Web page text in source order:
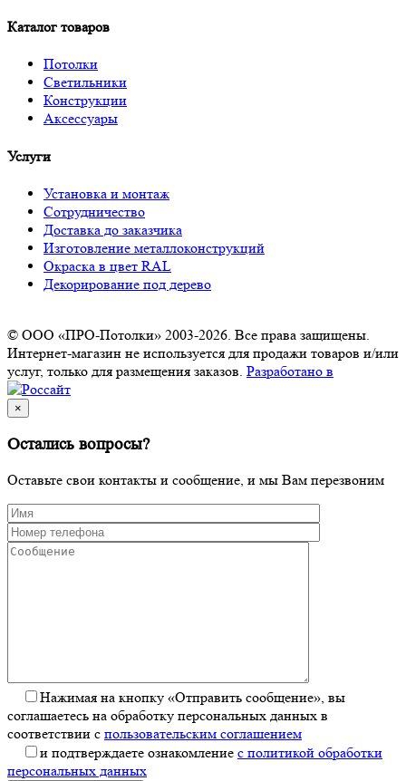
Каталог товаров
Потолки
Светильники
Конструкции
Аксессуары
Услуги
Установка и монтаж
Сотрудничество
Доставка до заказчика
Изготовление металлоконструкций
Окраска в цвет RAL
Декорирование под дерево
© ООО «ПРО-Потолки» 2003-2026. Все права защищены.
Интернет-магазин не используется для продажи товаров и/или
услуг, только для размещения заказов. Разработано в
×
Остались вопросы?
Оставьте свои контакты и сообщение, и мы Вам перезвоним
Нажимая на кнопку «Отправить сообщение», вы
соглашаетесь на обработку персональных данных в
соответствии с пользовательским соглашением
и подтверждаете ознакомление с политикой обработки
персональных данных